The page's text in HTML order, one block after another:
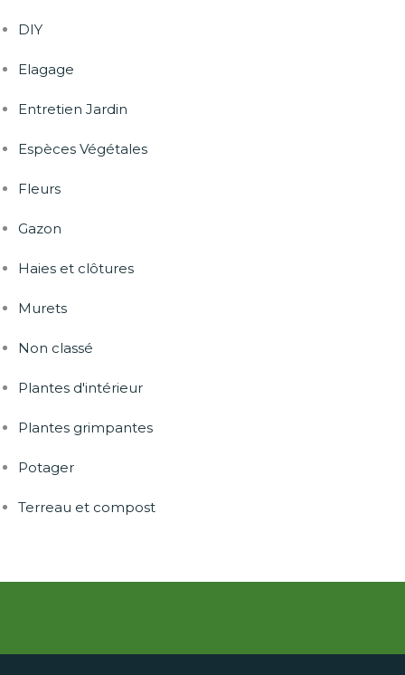
DIY
Elagage
Entretien Jardin
Espèces Végétales
Fleurs
Gazon
Haies et clôtures
Murets
Non classé
Plantes d'intérieur
Plantes grimpantes
Potager
Terreau et compost